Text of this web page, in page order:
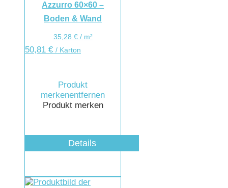
Azzurro 60×60 –
Boden & Wand
35,28 €/ m²
50,81 € / Karton
Produkt
merkenentfernen
Produkt merken
Details